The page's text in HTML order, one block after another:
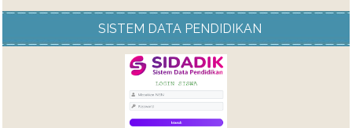
SISTEM DATA PENDIDIKAN